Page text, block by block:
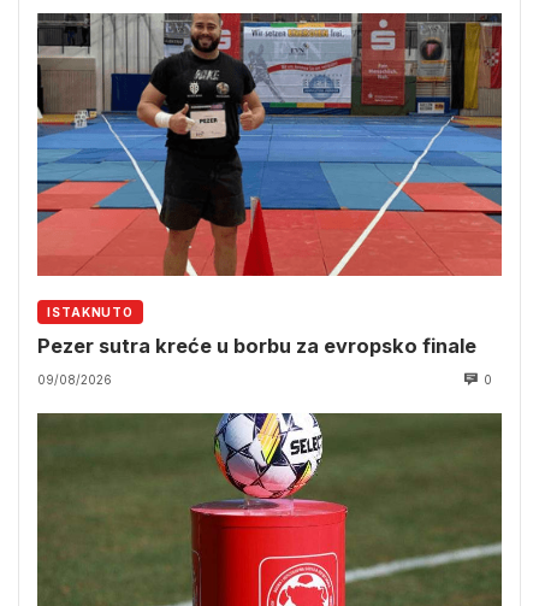
ISTAKNUTO
Pezer sutra kreće u borbu za evropsko finale
09/08/2026 0